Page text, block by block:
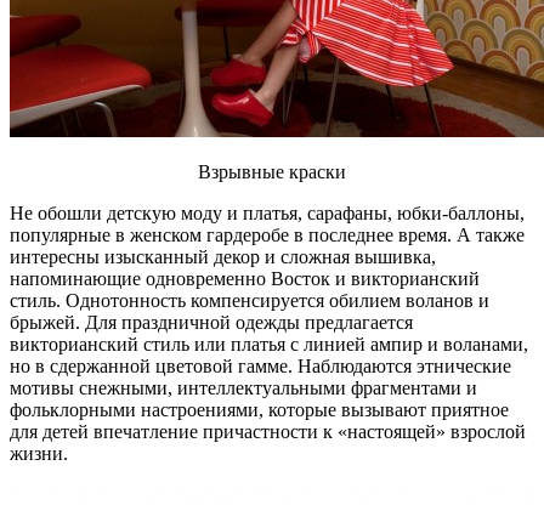
Взрывные краски
Не обошли детскую моду и платья, сарафаны, юбки-баллоны,
популярные в женском гардеробе в последнее время. А также
интересны изысканный декор и сложная вышивка,
напоминающие одновременно Восток и викторианский
стиль. Однотонность компенсируется обилием воланов и
брыжей. Для праздничной одежды предлагается
викторианский стиль или платья с линией ампир и воланами,
но в сдержанной цветовой гамме. Наблюдаются этнические
мотивы снежными, интеллектуальными фрагментами и
фольклорными настроениями, которые вызывают приятное
для детей впечатление причастности к «настоящей» взрослой
жизни.